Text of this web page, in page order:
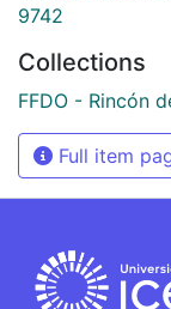
9742
Collections
FFDO - Rincón
Full item